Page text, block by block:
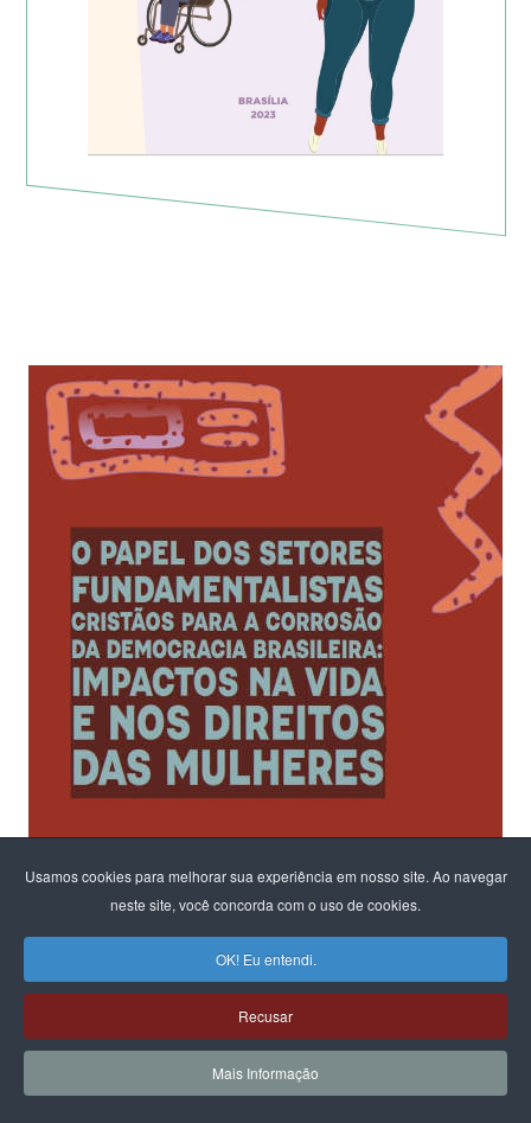
Usamos cookies para melhorar sua experiência em nosso site. Ao navegar
neste site, você concorda com o uso de cookies.
OK! Eu entendi.
Recusar
Mais Informação
Ao fomentar um diálogo sobre os riscos para a democracia e o
Estado Laico
na configuração em andamento no parlamento,
o CFEMEA, convidou ativistas e estudiosas do tema para propor